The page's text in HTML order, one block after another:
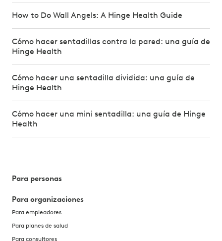
How to Do Wall Angels: A Hinge Health Guide
Cómo hacer sentadillas contra la pared: una guía de
Hinge Health
Cómo hacer una sentadilla dividida: una guía de
Hinge Health
Cómo hacer una mini sentadilla: una guía de Hinge
Health
Para personas
Para organizaciones
Para empleadores
Para planes de salud
Para consultores